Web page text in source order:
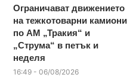
Ограничават движението
на тежкотоварни камиони
по АМ „Тракия“ и
„Струма“ в петък и
неделя
16:49 - 06/08/2026